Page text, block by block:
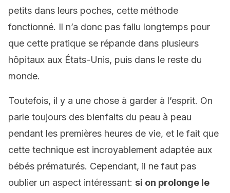
petits dans leurs poches, cette méthode
fonctionné. Il n’a donc pas fallu longtemps pour
que cette pratique se répande dans plusieurs
hôpitaux aux États-Unis, puis dans le reste du
monde.
Toutefois, il y a une chose à garder à l’esprit. On
parle toujours des bienfaits du peau à peau
pendant les premières heures de vie, et le fait que
cette technique est incroyablement adaptée aux
bébés prématurés. Cependant, il ne faut pas
oublier un aspect intéressant: si on prolonge le